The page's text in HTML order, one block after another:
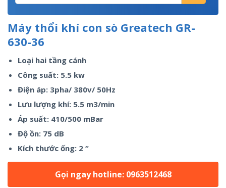
Máy thổi khí con sò Greatech GR-
630-36
Loại hai tầng cánh
Công suất: 5.5 kw
Điện áp: 3pha/ 380v/ 50Hz
Lưu lượng khí: 5.5 m3/min
Áp suất: 410/500 mBar
Độ ồn: 75 dB
Kích thước ống: 2 “
Gọi ngay hotline: 0963512468